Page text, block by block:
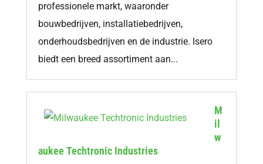
professionele markt, waaronder
bouwbedrijven, installatiebedrijven,
onderhoudsbedrijven en de industrie. Isero
biedt een breed assortiment aan...
M
il
w
aukee Techtronic Industries